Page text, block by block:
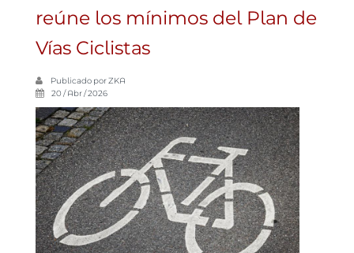
reúne los mínimos del Plan de
Vías Ciclistas
Publicado porZKA
20 / Abr / 2026